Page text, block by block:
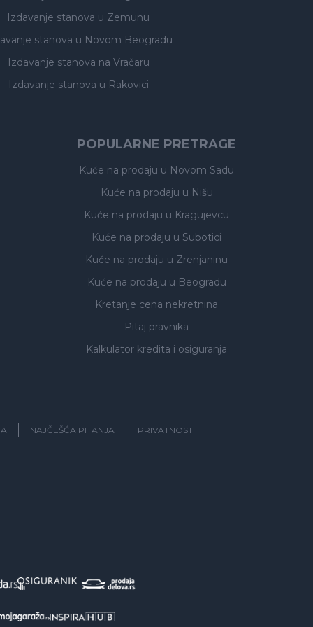
Izdavanje stanova u Zemunu
stanova u Novom Beogradu
Izdavanje stanova na Vračaru
Izdavanje stanova u Rakovici
POPULARNE PRETRAGE
Kuće na prodaju u Novom Sadu
Kuće na prodaju u Nišu
Kuće na prodaju u Kragujevcu
Kuće na prodaju u Subotici
Kuće na prodaju u Zrenjaninu
Kuće na prodaju u Beogradu
Kretanje cena nekretnina
Pitaj pravnika
Kalkulator kredita i osiguranja
NAJČEŠĆA PITANJA PRIVATNOST